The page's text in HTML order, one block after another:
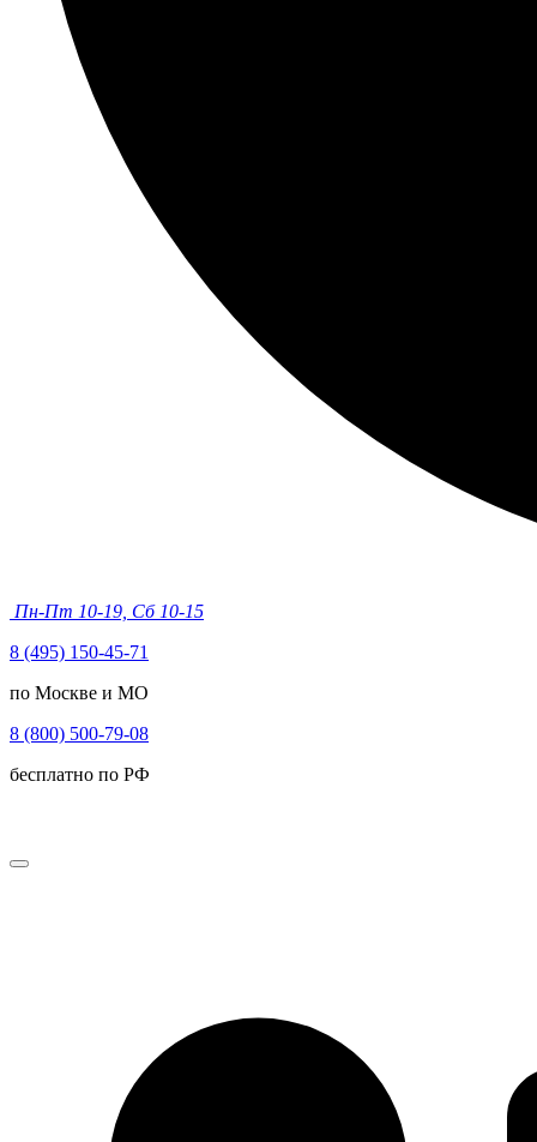
Пн-Пт 10-19, Сб 10-15
8 (495) 150-45-71
по Москве и МО
8 (800) 500-79-08
бесплатно по РФ